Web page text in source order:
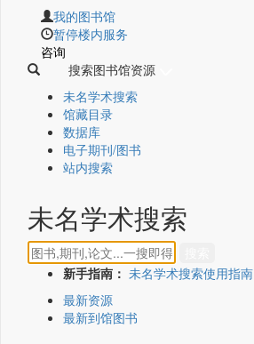
我的图书馆
暂停楼内服务
咨询
搜索图书馆资源
未名学术搜索
馆藏目录
数据库
电子期刊/图书
站内搜索
未名学术搜索
新手指南： 未名学术搜索使用指南
最新资源
最新到馆图书